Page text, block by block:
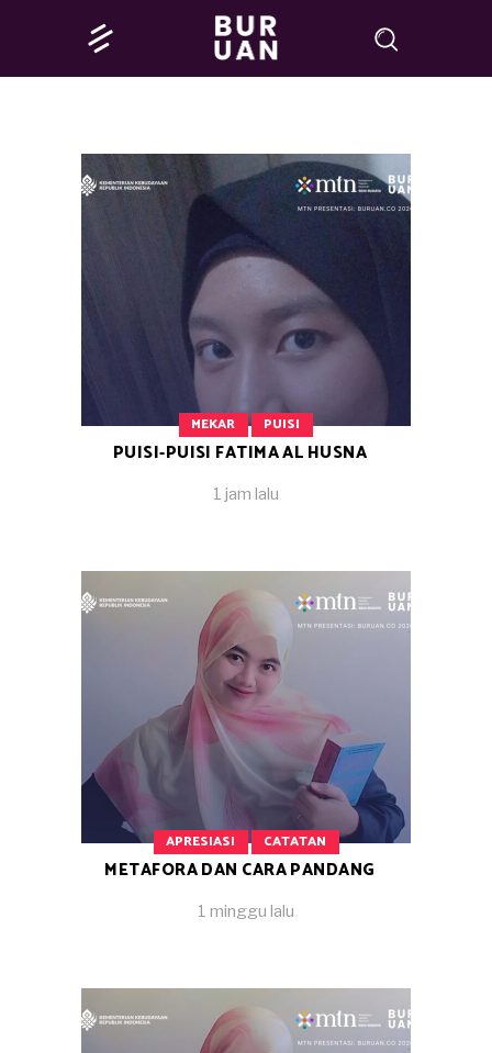
MEKAR PUISI
PUISI-PUISI FATIMA AL HUSNA
1 jam lalu
APRESIASI CATATAN
METAFORA DAN CARA PANDANG
1 minggu lalu